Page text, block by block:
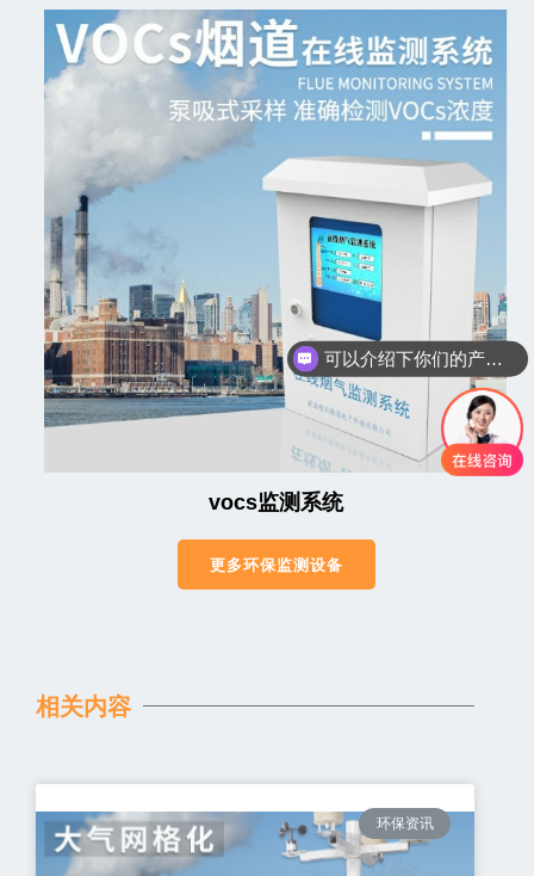
vocs监测系统
更多环保监测设备
相关内容
环保资讯
可以介绍下你们的产品么
你们是怎么收费的呢